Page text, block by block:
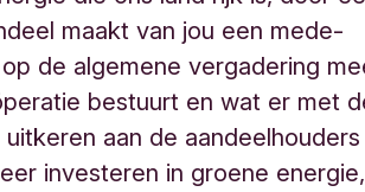
maakt van jou een mede-
de algemene vergadering
bestuurt en wat er met
aan de aandeelhouders
investeren in groene energie,